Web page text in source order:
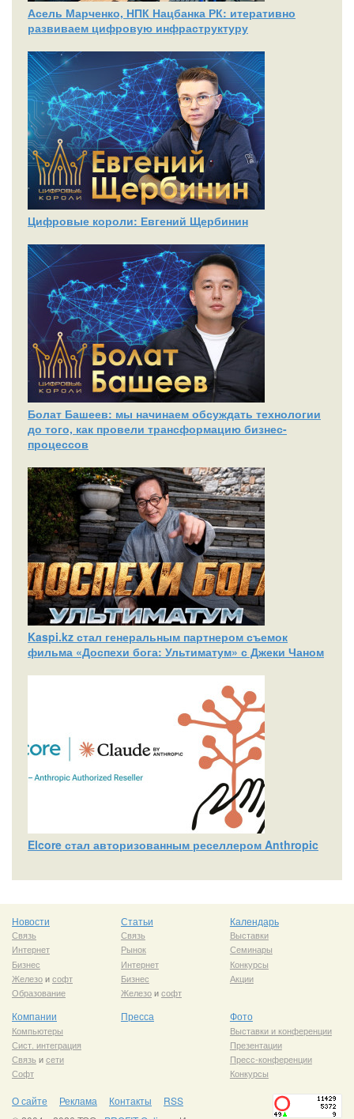
Асель Марченко, НПК Нацбанка РК: итеративно
развиваем цифровую инфраструктуру
Цифровые короли: Евгений Щербинин
Болат Башеев: мы начинаем обсуждать технологии
до того, как провели трансформацию бизнес-
процессов
Kaspi.kz стал генеральным партнером съемок
фильма «Доспехи бога: Ультиматум» с Джеки Чаном
Elcore стал авторизованным реселлером Anthropic
Новости
Связь
Интернет
Бизнес
Железоисофт
Образование
Статьи
Связь
Рынок
Интернет
Бизнес
Железоисофт
Календарь
Выставки
Семинары
Конкурсы
Акции
Компании
Компьютеры
Сист. интеграция
Связь исети
Софт
Пресса Фото
Выставки и конференции
Презентации
Пресс-конференции
Конкурсы
О сайте Реклама Контакты
RSS